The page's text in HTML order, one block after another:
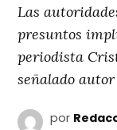
Las
presuntos
periodista
señalado
por